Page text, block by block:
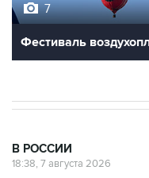
7
Фестиваль
В РОССИИ
18:38, 7 августа 2026